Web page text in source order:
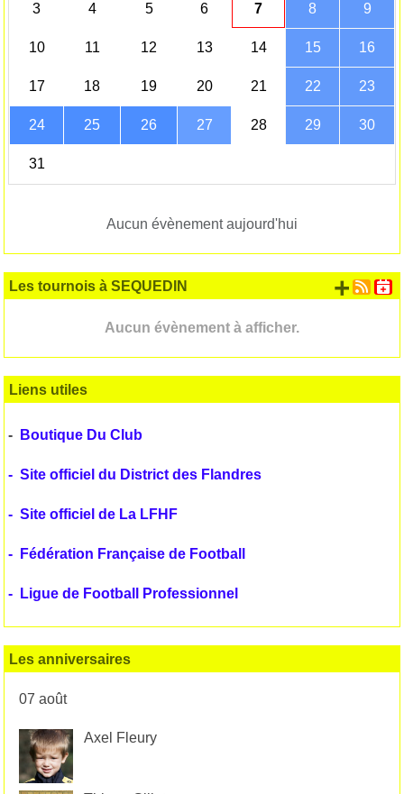
3 4 5 6 7 8 9
10 11 12 13 14 15 16
17 18 19 20 21 22 23
24 25 26 27 28 29 30
31
Aucun évènement aujourd'hui
Les tournois à SEQUEDIN
Aucun évènement à afficher.
+
Liens utiles
- Boutique Du Club
- Site officiel du District des Flandres
- Site officiel de La LFHF
- Fédération Française de Football
- Ligue de Football Professionnel
Les anniversaires
07 août
Axel Fleury